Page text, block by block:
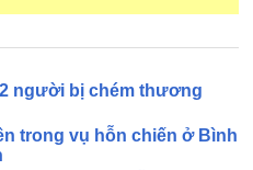
người bị chém thương
trong vụ hỗn chiến ở Bình